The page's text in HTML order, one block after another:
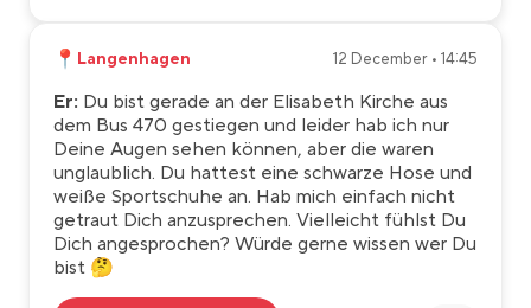
📍 Langenhagen 12 December • 14:45
Er: Du bist gerade an der Elisabeth Kirche aus
dem Bus 470 gestiegen und leider hab ich nur
Deine Augen sehen können, aber die waren
unglaublich. Du hattest eine schwarze Hose und
weiße Sportschuhe an. Hab mich einfach nicht
getraut Dich anzusprechen. Vielleicht fühlst Du
Dich angesprochen? Würde gerne wissen wer Du
bist 🤔